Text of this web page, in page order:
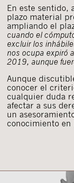
En este sentido,
plazo material
ampliando el
cuando el
excluir los
nos ocupa expiró
2019, aunque
Aunque
conocer el
cualquier duda
afectar a sus
un
conocimiento en